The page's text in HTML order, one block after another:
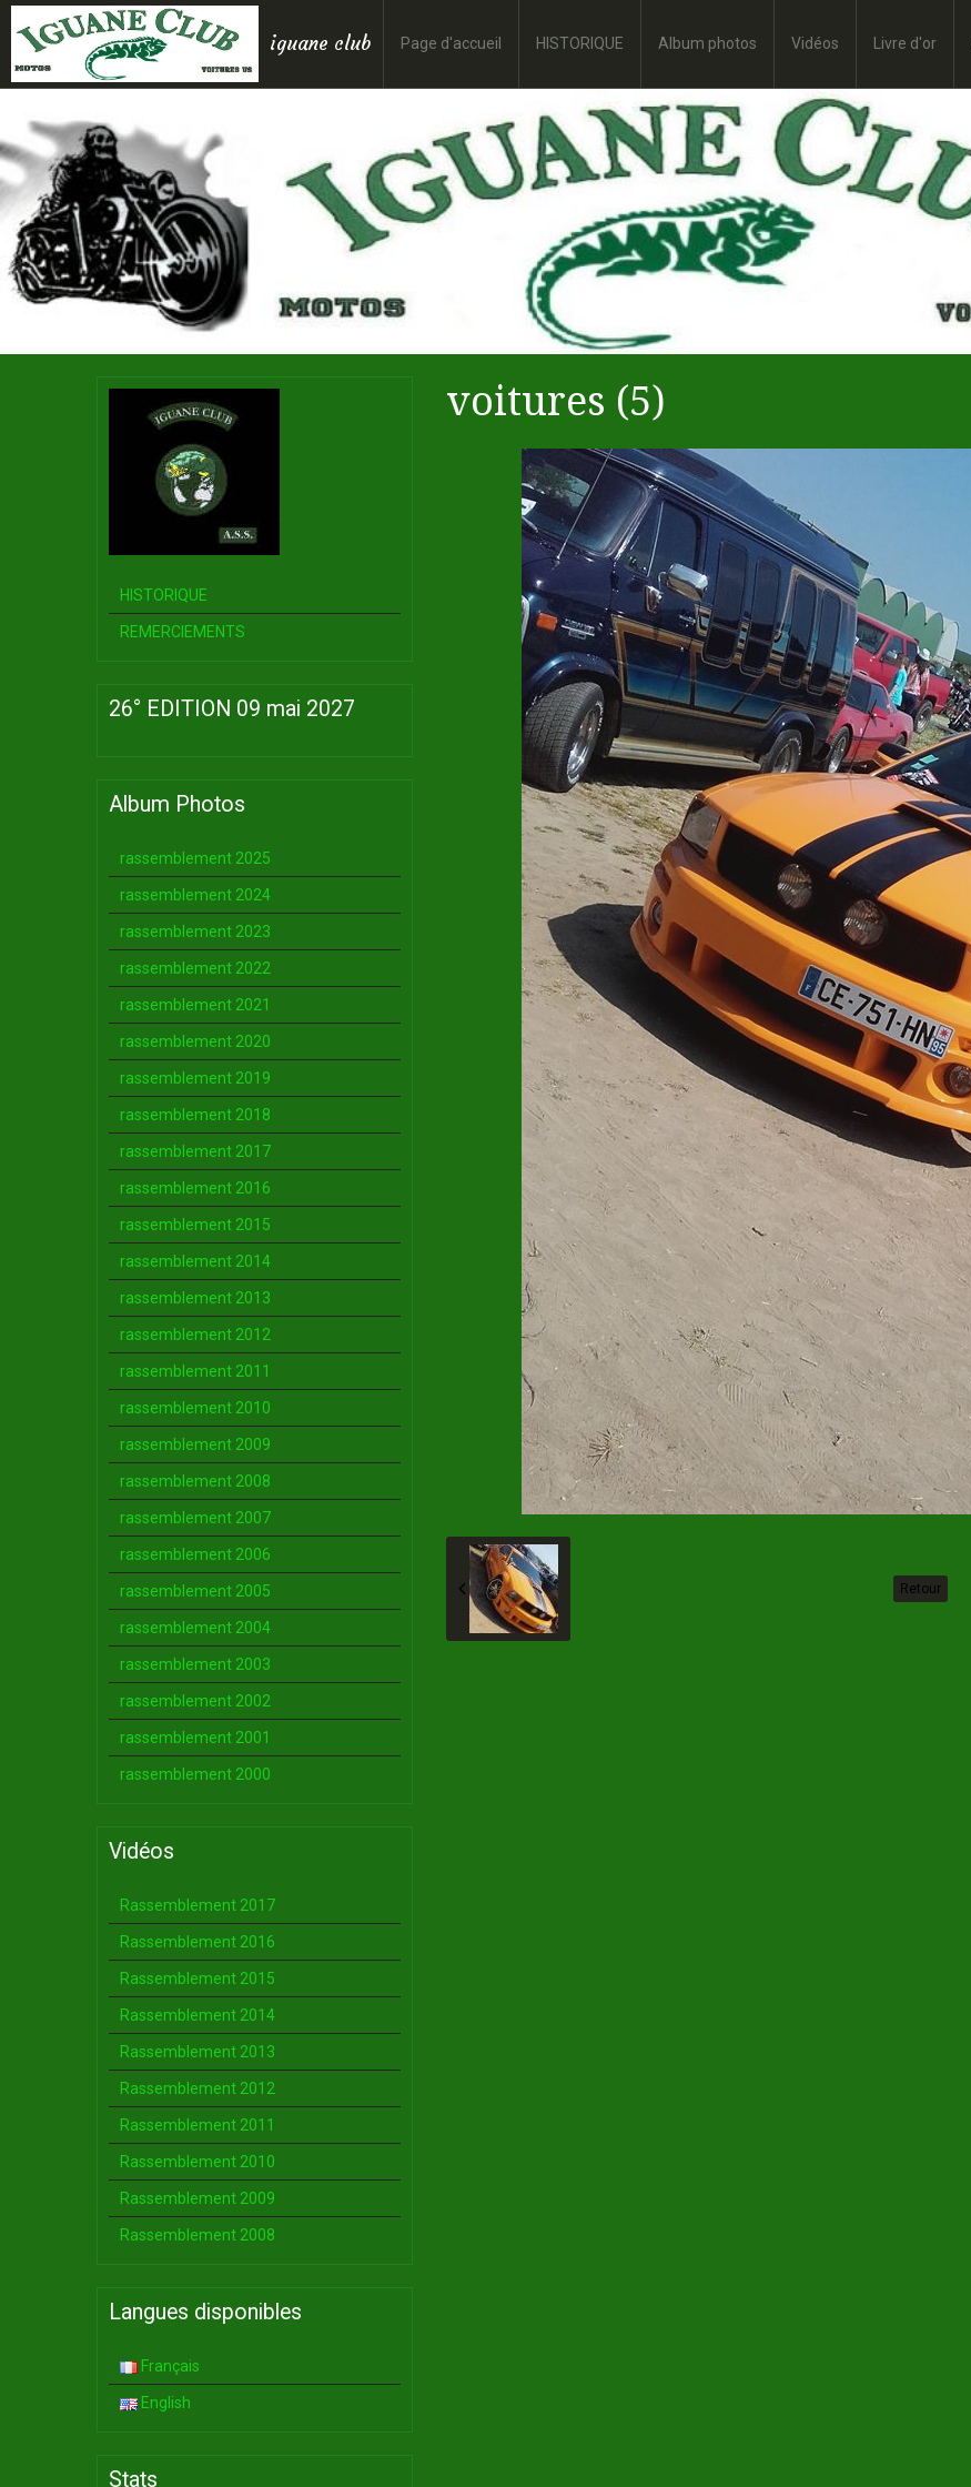
iguane club Page d'accueil HISTORIQUE Album photos Vidéos Livre d'or
voitures (5)
Retour
HISTORIQUE
REMERCIEMENTS
26° EDITION 09 mai 2027
Album Photos
rassemblement 2025
rassemblement 2024
rassemblement 2023
rassemblement 2022
rassemblement 2021
rassemblement 2020
rassemblement 2019
rassemblement 2018
rassemblement 2017
rassemblement 2016
rassemblement 2015
rassemblement 2014
rassemblement 2013
rassemblement 2012
rassemblement 2011
rassemblement 2010
rassemblement 2009
rassemblement 2008
rassemblement 2007
rassemblement 2006
rassemblement 2005
rassemblement 2004
rassemblement 2003
rassemblement 2002
rassemblement 2001
rassemblement 2000
Vidéos
Rassemblement 2017
Rassemblement 2016
Rassemblement 2015
Rassemblement 2014
Rassemblement 2013
Rassemblement 2012
Rassemblement 2011
Rassemblement 2010
Rassemblement 2009
Rassemblement 2008
Langues disponibles
Français
English
Stats